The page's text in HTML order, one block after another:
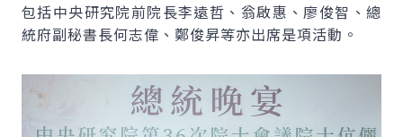
包括中央研究院前院長李遠哲、翁啟惠、廖俊智、總
統府副秘書長何志偉、鄭俊昇等亦出席是項活動。